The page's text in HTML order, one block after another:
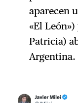
aparecen
«El
Patricia)
Argentina.